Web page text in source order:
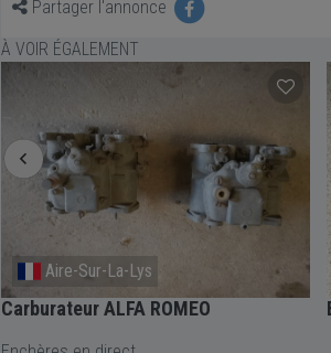
Partager l'annonce
À VOIR ÉGALEMENT
Aire-Sur-La-Lys
Carburateur ALFA ROMEO